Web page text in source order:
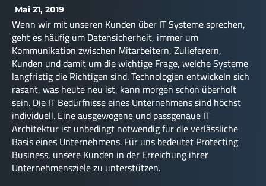
Mai 21, 2019
Wenn wir mit unseren Kunden über IT Systeme sprechen,
geht es häufig um Datensicherheit, immer um
Kommunikation zwischen Mitarbeitern, Zulieferern,
Kunden und damit um die wichtige Frage, welche Systeme
langfristig die Richtigen sind. Technologien entwickeln sich
rasant, was heute neu ist, kann morgen schon überholt
sein. Die IT Bedürfnisse eines Unternehmens sind höchst
individuell. Eine ausgewogene und passgenaue IT
Architektur ist unbedingt notwendig für die verlässliche
Basis eines Unternehmens. Für uns bedeutet Protecting
Business, unsere Kunden in der Erreichung ihrer
Unternehmensziele zu unterstützen.